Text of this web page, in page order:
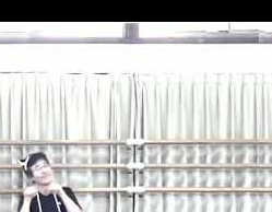
ート・ストレッチ・スポーツ・たべも
・のみもの・パジャマ・バチ・バラ・
イン ファンタジー
・ マント ミュージカル ・ もちつき ・
世界の言葉・ 人形・ 体操 和風 太鼓
手話 ・ 旗・ 日本・ 昔話 ・ 時代劇・ 武術
皿・組体操・腰ミノ・自転車・舞踊・